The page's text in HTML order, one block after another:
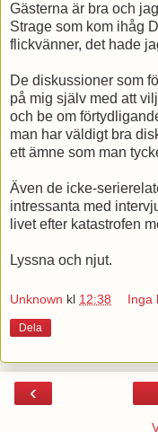
Gästerna är bra och
Strage som kom ihåg
flickvänner, det hade
De diskussioner som
på mig själv med att
och be om
man har väldigt bra
ett ämne som man
Även de icke-
intressanta med
livet efter katastrofen
Lyssna och njut.
Unknown kl 12:38 Inga
Dela
‹